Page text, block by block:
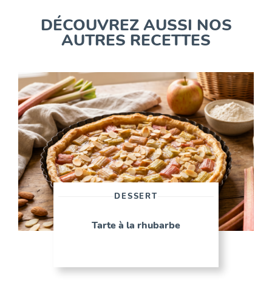
DÉCOUVREZ AUSSI NOS
AUTRES RECETTES
DESSERT
Tarte à la rhubarbe